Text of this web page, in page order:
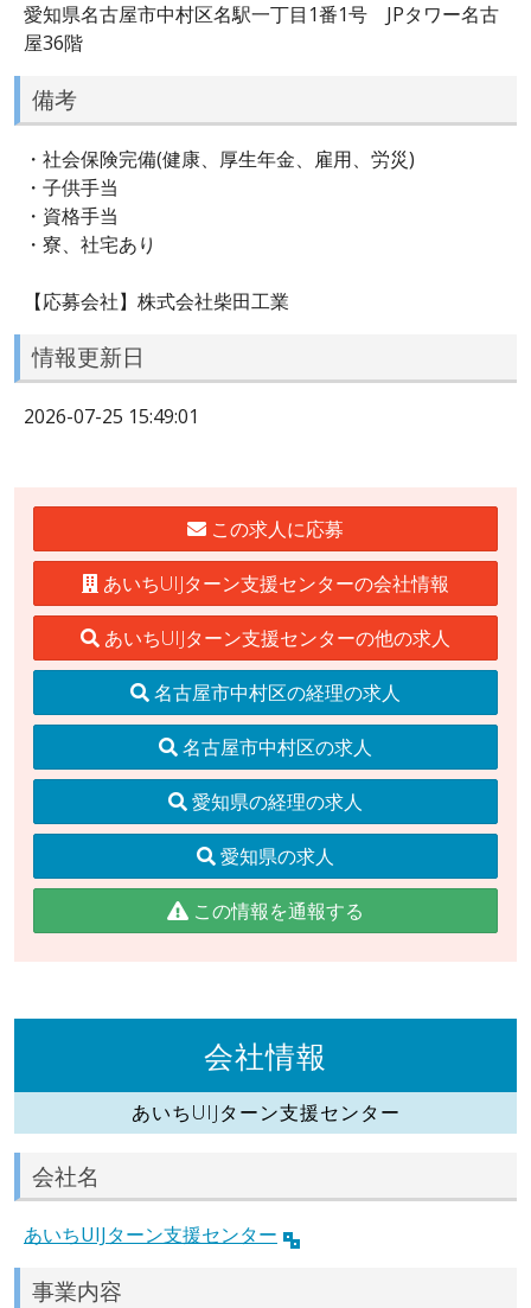
愛知県名古屋市中村区名駅一丁目1番1号 JPタワー名古
屋36階
備考
・社会保険完備(健康、厚生年金、雇用、労災)
・子供手当
・資格手当
・寮、社宅あり
【応募会社】株式会社柴田工業
情報更新日
2026-07-25 15:49:01
この求人に応募
あいちUIJターン支援センターの会社情報
あいちUIJターン支援センターの他の求人
名古屋市中村区の経理の求人
名古屋市中村区の求人
愛知県の経理の求人
愛知県の求人
この情報を通報する
会社情報
あいちUIJターン支援センター
会社名
あいちUIJターン支援センター
事業内容